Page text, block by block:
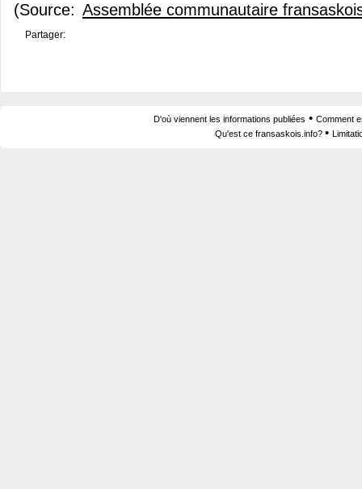
(Source: Assemblée communautaire
Partager:
D'où viennent les informations publiées • Comment
Qu'est ce fransaskois.info? •